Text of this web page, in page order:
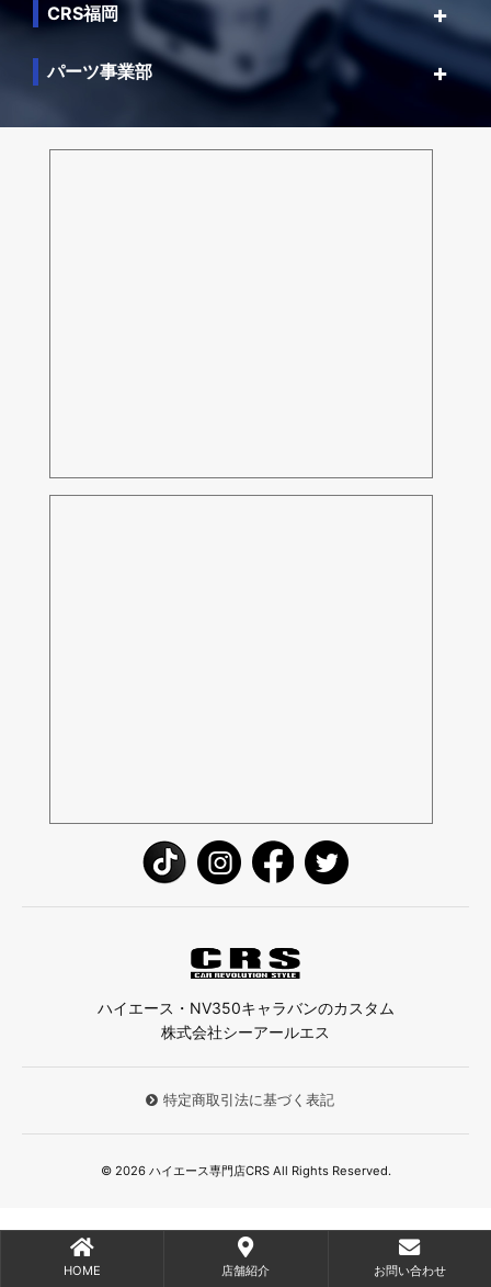
CRS福岡
パーツ事業部
ハイエース・NV350キャラバンのカスタム
株式会社シーアールエス
特定商取引法に基づく表記
© 2026 ハイエース専門店CRS All Rights Reserved.
HOME 店舗紹介 お問い合わせ